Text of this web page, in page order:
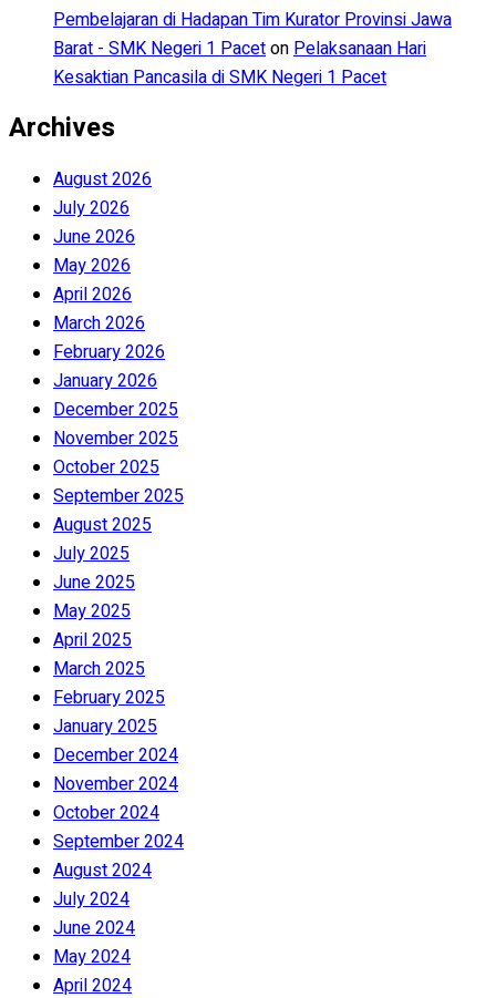
Pembelajaran di Hadapan Tim Kurator Provinsi Jawa
Barat - SMK Negeri 1 PacetonPelaksanaan Hari
Kesaktian Pancasila di SMK Negeri 1 Pacet
Archives
August 2026
July 2026
June 2026
May 2026
April 2026
March 2026
February 2026
January 2026
December 2025
November 2025
October 2025
September 2025
August 2025
July 2025
June 2025
May 2025
April 2025
March 2025
February 2025
January 2025
December 2024
November 2024
October 2024
September 2024
August 2024
July 2024
June 2024
May 2024
April 2024